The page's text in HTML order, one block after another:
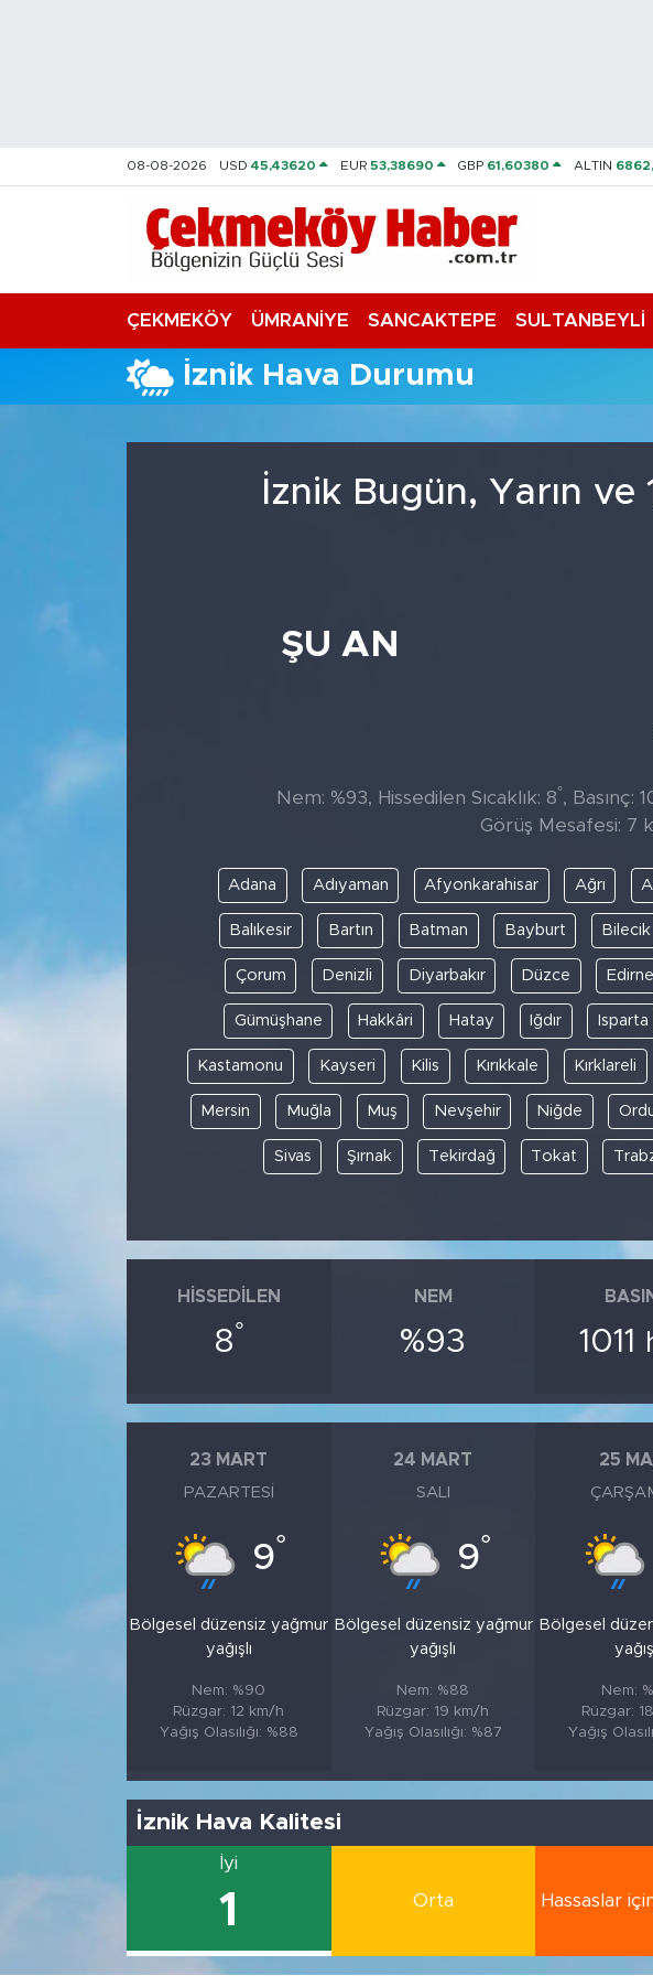
08-08-2026 USD45,43620 EUR 53,38690 GBP 61,60380 ALTIN
ÇEKMEKÖY ÜMRANİYE SANCAKTEPE SULTANBEYLİ
İznik Hava Durumu
İznik Bugün, Yarın
ŞU AN
Nem: %93, Hissedilen Sıcaklık: 8°, Basınç:
Görüş Mesafesi: 7
Adana Adıyaman Afyonkarahisar Ağrı
Balıkesir Bartın Batman Bayburt Bilecik
Çorum Denizli Diyarbakır Düzce Edirne
Gümüşhane Hakkâri Hatay Iğdır Isparta
Kastamonu Kayseri Kilis Kırıkkale Kırklareli
Mersin Muğla Muş Nevşehir Niğde
Sivas Şırnak Tekirdağ Tokat
HISSEDILEN
8°
NEM
%93 1011
23 MART
PAZARTESI
9°
Bölgesel düzensiz yağmur
yağışlı
Nem: %90
Rüzgar: 12 km/h
Yağış Olasılığı: %88
24 MART
SALI
9°
Bölgesel düzensiz yağmur
yağışlı
Nem: %88
Rüzgar: 19 km/h
Yağış Olasılığı: %87
25
Bölgesel
Nem:
Rüzgar:
Yağış
İznik Hava Kalitesi
İyi
1 Orta Hassaslar
Trafik Durumu
Süper Lig Puan Durumu ve Fikstür
Tüm Manşetler